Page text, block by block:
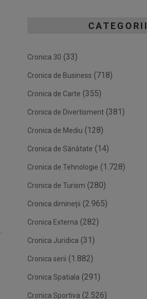
CATEGORII
Cronica 30 (33)
Cronica de Business (718)
Cronica de Carte (355)
Cronica de Divertisment (381)
Cronica de Mediu (128)
Cronica de Sănătate (14)
Cronica de Tehnologie (1.728)
Cronica de Turism (280)
Cronica dimineții (2.965)
Cronica Externa (282)
Cronica Juridica (31)
Cronica serii (1.882)
Cronica Spatiala (291)
Cronica Sportiva (2.526)